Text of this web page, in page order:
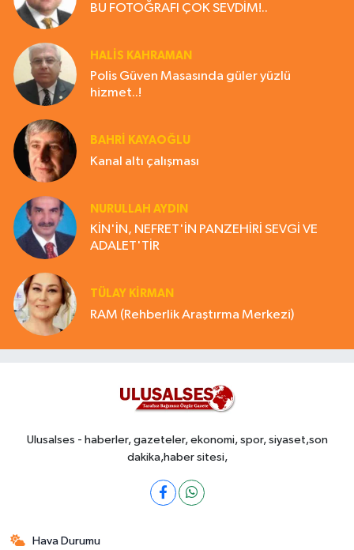
BU FOTOĞRAFI ÇOK SEVDİM!..
HALIS KAHRAMAN
Polis Güven Masasında güler yüzlü
hizmet..!
BAHRI KAYAOĞLU
Kanal altı çalışması
NURULLAH AYDIN
KİN'İN, NEFRET'İN PANZEHİRİ SEVGİ VE
ADALET'TİR
TÜLAY KİRMAN
RAM (Rehberlik Araştırma Merkezi)
Ulusalses - haberler, gazeteler, ekonomi, spor, siyaset,son
dakika,haber sitesi,
Hava Durumu